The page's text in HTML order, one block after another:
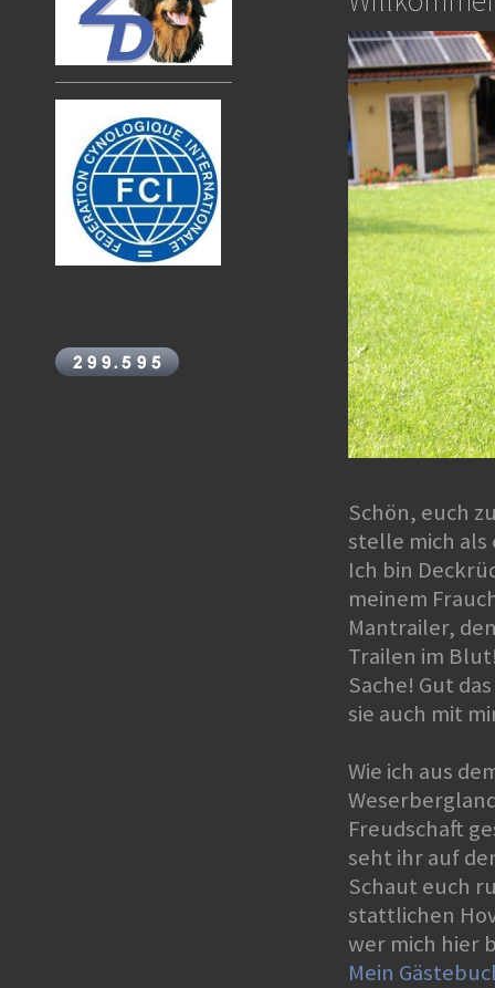
Schön, euch
stelle mich als
Ich bin
meinem
Mantrailer,
Trailen im
Sache! Gut
sie auch mit
Wie ich aus
Freudschaft
seht ihr auf
Schaut euch
stattlichen
wer mich hier
Mein